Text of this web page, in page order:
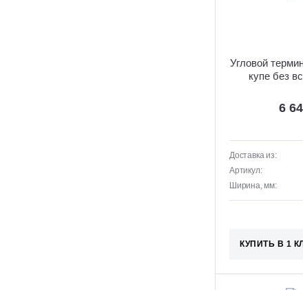
Угловой
купе без
6
Доставка из:
Артикул:
Ширина, мм:
КУПИТЬ В 1